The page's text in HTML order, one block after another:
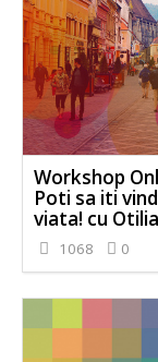
Workshop
Poti sa iti
viata! cu
1068 0